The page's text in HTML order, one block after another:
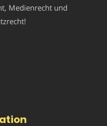
Medienrecht und